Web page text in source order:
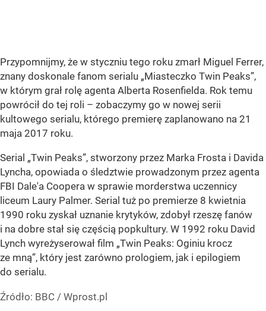
Przypomnijmy, że w styczniu tego roku zmarł Miguel Ferrer,
znany doskonale fanom serialu „Miasteczko Twin Peaks”,
w którym grał rolę agenta Alberta Rosenfielda. Rok temu
powrócił do tej roli – zobaczymy go w nowej serii
kultowego serialu, którego premierę zaplanowano na 21
maja 2017 roku.
Serial „Twin Peaks”, stworzony przez Marka Frosta i Davida
Lyncha, opowiada o śledztwie prowadzonym przez agenta
FBI Dale'a Coopera w sprawie morderstwa uczennicy
liceum Laury Palmer. Serial tuż po premierze 8 kwietnia
1990 roku zyskał uznanie krytyków, zdobył rzeszę fanów
i na dobre stał się częścią popkultury. W 1992 roku David
Lynch wyreżyserował film „Twin Peaks: Oginiu krocz
ze mną”, który jest zarówno prologiem, jak i epilogiem
do serialu.
Źródło: BBC / Wprost.pl